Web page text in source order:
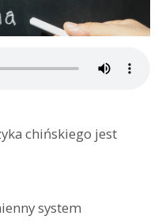
chińskiego jest
system